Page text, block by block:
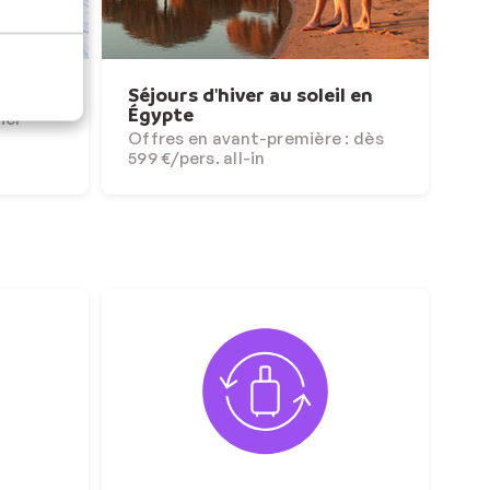
Séjours d'hiver au soleil en
Égypte
Offres en avant-première : dès
599 €/pers. all-in